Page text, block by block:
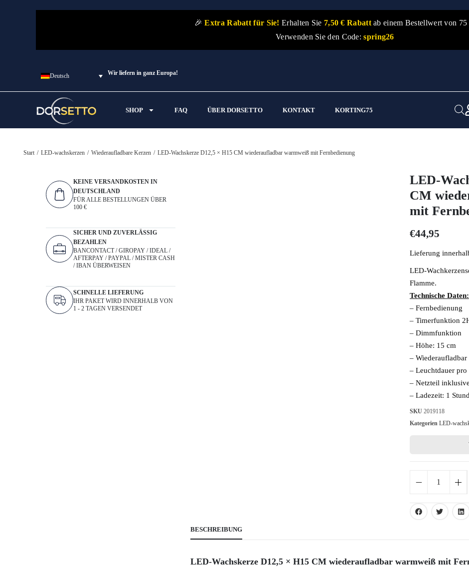
🎉Extra Rabatt für Sie! Erhalten Sie 7,50 € Rabattab einem Bestellwert von 75
Verwenden Sie den Code:spring26
Deutsch Wir liefern in ganz Europa!
SHOP FAQ ÜBER DORSETTO KONTAKT KORTING75
Start / LED-wachskerzen / Wiederaufladbare Kerzen / LED-Wachskerze D12,5 × H15 CM wiederaufladbar warmweiß mit Fernbedienung
KEINE VERSANDKOSTEN IN
DEUTSCHLAND
FÜR ALLE BESTELLUNGEN ÜBER
100 €
SICHER UND ZUVERLÄSSIG
BEZAHLEN
BANCONTACT / GIROPAY / IDEAL /
AFTERPAY / PAYPAL / MISTER CASH
/ IBAN ÜBERWEISEN
SCHNELLE LIEFERUNG
IHR PAKET WIRD INNERHALB VON
1 - 2 TAGEN VERSENDET
LED-
CM
mit
€44,95
Lieferung
LED-
Flamme.
Technische Daten:
– Fernbedienung
– Timerfunktion
– Dimmfunktion
– Höhe: 15 cm
–
– Leuchtdauer
– Netzteil inklusive
– Ladezeit: 1
SKU 2019118
Kategorien LED-
BESCHREIBUNG
LED-Wachskerze D12,5 × H15 CM wiederaufladbar warmweiß mit